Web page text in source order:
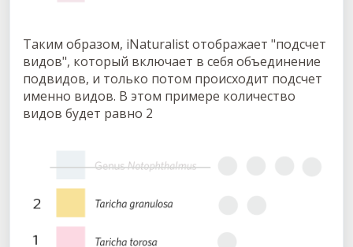
Таким образом, iNaturalist отображает "подсчет
видов", который включает в себя объединение
подвидов, и только потом происходит подсчет
именно видов. В этом примере количество
видов будет равно 2